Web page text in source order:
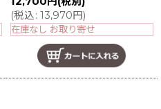
(税込: 13,970円)
在庫なし お取り寄せ